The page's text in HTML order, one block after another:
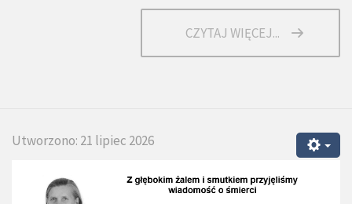
CZYTAJ WIĘCEJ...
Utworzono: 21 lipiec 2026